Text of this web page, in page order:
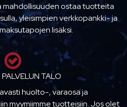
mahdollisuuden ostaa tuotteita
yleisimpien verkkopankki- ja
lisäksi.
PALVELUN TALO
huolto-, varaosa ja
myymiimme tuotteisiin. Jos olet